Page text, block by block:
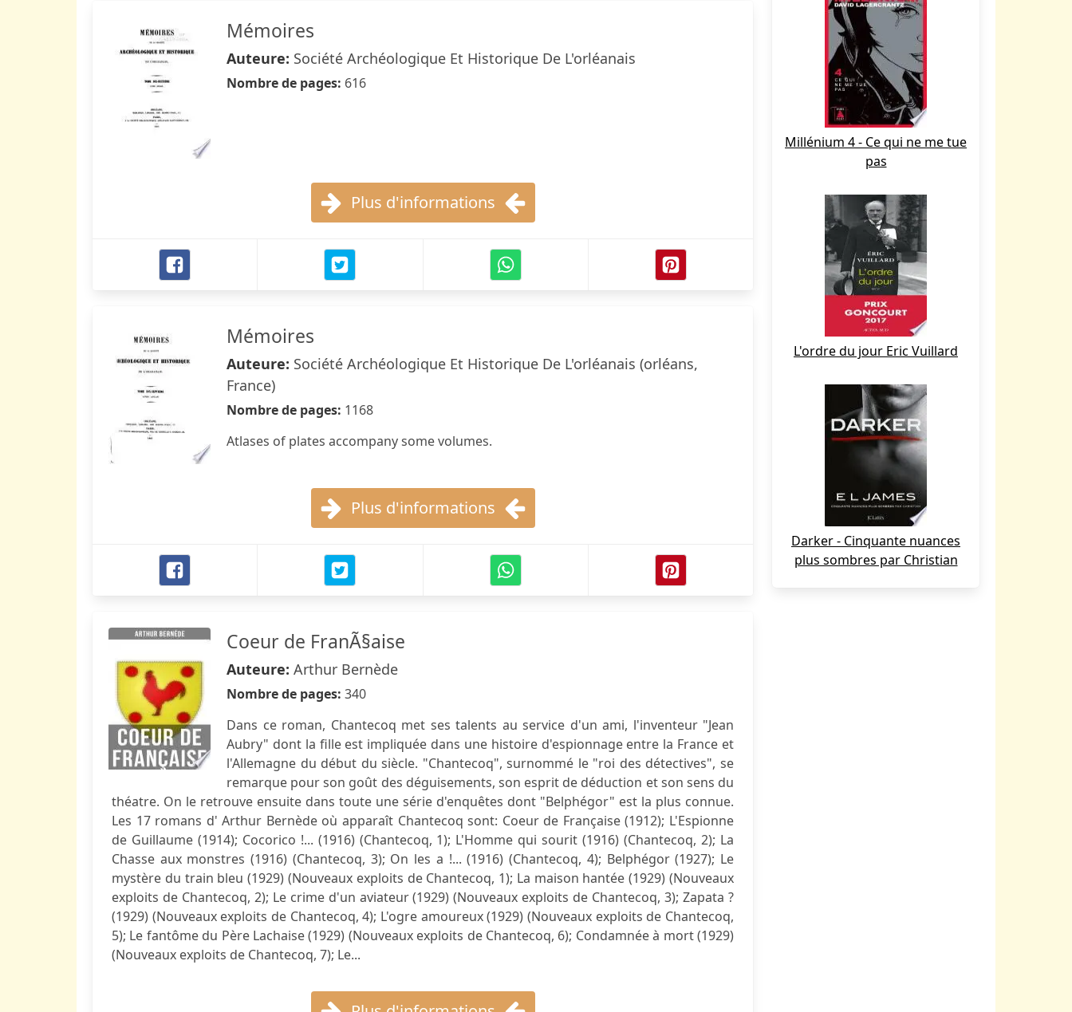
Mémoires
Auteure: Société Archéologique Et Historique De L'orléanais
Nombre de pages: 616
Plus d'informations
Mémoires
Auteure: Société Archéologique Et Historique De L'orléanais (orléans,
France)
Nombre de pages: 1168
Atlases of plates accompany some volumes.
Plus d'informations
Coeur de FranÃ§aise
Auteure: Arthur Bernède
Nombre de pages: 340
Dans ce roman, Chantecoq met ses talents au service d'un ami, l'inventeur "Jean
Aubry" dont la fille est impliquée dans une histoire d'espionnage entre la France et
l'Allemagne du début du siècle. "Chantecoq", surnommé le "roi des détectives", se
remarque pour son goût des déguisements, son esprit de déduction et son sens du
théatre. On le retrouve ensuite dans toute une série d'enquêtes dont "Belphégor" est la plus connue.
Les 17 romans d' Arthur Bernède où apparaît Chantecoq sont: Coeur de Française (1912); L'Espionne
de Guillaume (1914); Cocorico !... (1916) (Chantecoq, 1); L'Homme qui sourit (1916) (Chantecoq, 2); La
Chasse aux monstres (1916) (Chantecoq, 3); On les a !... (1916) (Chantecoq, 4); Belphégor (1927); Le
mystère du train bleu (1929) (Nouveaux exploits de Chantecoq, 1); La maison hantée (1929) (Nouveaux
exploits de Chantecoq, 2); Le crime d'un aviateur (1929) (Nouveaux exploits de Chantecoq, 3); Zapata ?
(1929) (Nouveaux exploits de Chantecoq, 4); L'ogre amoureux (1929) (Nouveaux exploits de Chantecoq,
5); Le fantôme du Père Lachaise (1929) (Nouveaux exploits de Chantecoq, 6); Condamnée à mort (1929)
(Nouveaux exploits de Chantecoq, 7); Le...
Millénium 4 - Ce qui ne me tue
pas
L'ordre du jour Eric Vuillard
Darker - Cinquante nuances
plus sombres par Christian